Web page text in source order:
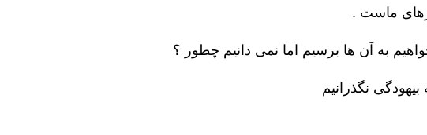
ماست .
به آن ها برسیم اما نمی دانیم چطور ؟
نگذرانیم